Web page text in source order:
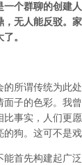
一个群聊的创建
，无人能反驳。
。
的所谓传统为此
面子的色彩。我
比事实，人们更
狗。这可不是戏
首先构建起广